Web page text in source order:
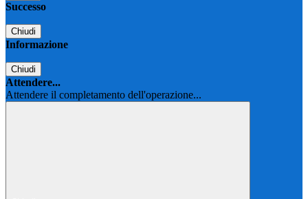
Successo
Chiudi
Informazione
Chiudi
Attendere...
Attendere il completamento dell'operazione...